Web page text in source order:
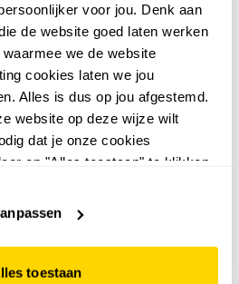
voor jou. Denk aan
de website goed laten werken
we de website
cookies laten we jou
Alles is dus op jou afgestemd.
website op deze wijze wilt
dat je onze cookies
op "Alles toestaan" te klikken.
toestaan